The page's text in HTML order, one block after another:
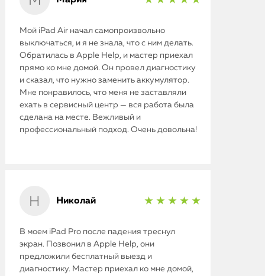
Мой iPad Air начал самопроизвольно
выключаться, и я не знала, что с ним делать.
Обратилась в Apple Help, и мастер приехал
прямо ко мне домой. Он провел диагностику
и сказал, что нужно заменить аккумулятор.
Мне понравилось, что меня не заставляли
ехать в сервисный центр — вся работа была
сделана на месте. Вежливый и
профессиональный подход. Очень довольна!
Николай ★ ★ ★ ★ ★
В моем iPad Pro после падения треснул
экран. Позвонил в Apple Help, они
предложили бесплатный выезд и
диагностику. Мастер приехал ко мне домой,